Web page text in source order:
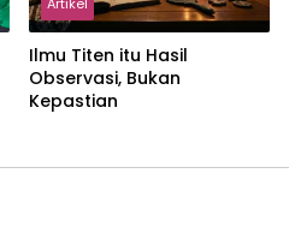
Ilmu Titen itu Hasil
Observasi, Bukan
Kepastian